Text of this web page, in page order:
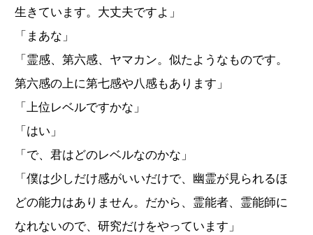
生きています。大丈夫ですよ」
「まあな」
「霊感、第六感、ヤマカン。似たようなものです。
第六感の上に第七感や八感もあります」
「上位レベルですかな」
「はい」
「で、君はどのレベルなのかな」
「僕は少しだけ感がいいだけで、幽霊が見られるほ
どの能力はありません。だから、霊能者、霊能師に
なれないので、研究だけをやっています」